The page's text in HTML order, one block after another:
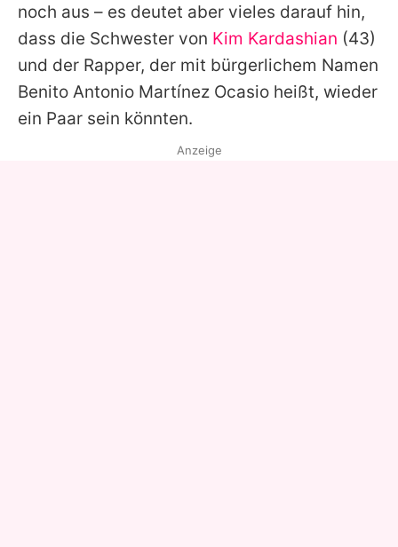
noch aus – es deutet aber vieles darauf hin,
dass die Schwester von Kim Kardashian (43)
und der Rapper, der mit bürgerlichem Namen
Benito Antonio Martínez Ocasio heißt, wieder
ein Paar sein könnten.
Anzeige